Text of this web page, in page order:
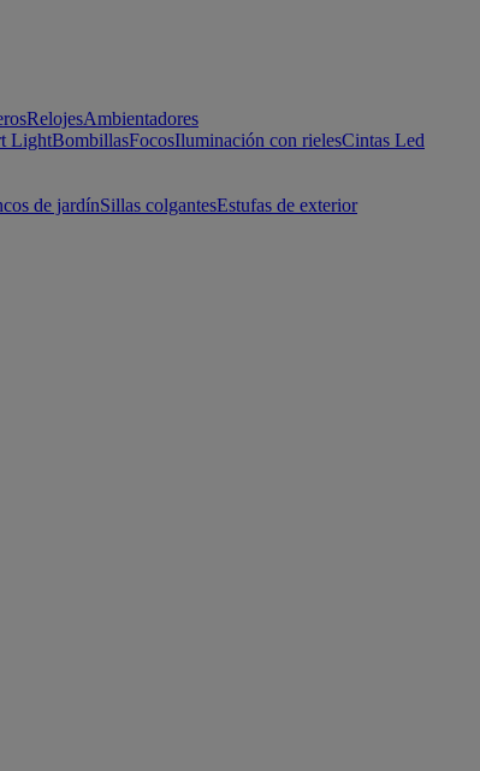
RelojesAmbientadores
LightBombillasFocosIluminación con rielesCintas Led
de jardínSillas colgantesEstufas de exterior